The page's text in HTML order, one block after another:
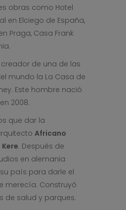
obras como Hotel
en Elciego de España,
Praga, Casa Frank
creador de una de las
mundo la La Casa de
Este hombre nació
2008.
que dar la
Africano
. Después de
en alemania
país para darle el
merecía. Construyó
de salud y parques.